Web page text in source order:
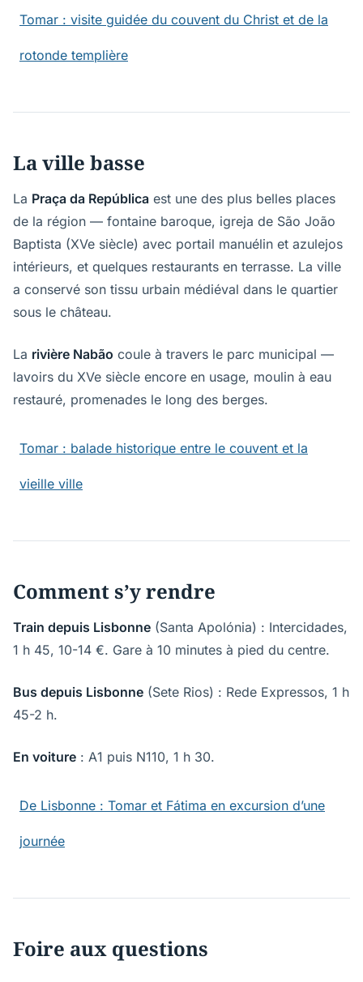
Tomar : visite guidée du couvent du Christ et de la
rotonde templière
La ville basse
La Praça da República est une des plus belles places
de la région — fontaine baroque, igreja de São João
Baptista (XVe siècle) avec portail manuélin et azulejos
intérieurs, et quelques restaurants en terrasse. La ville
a conservé son tissu urbain médiéval dans le quartier
sous le château.
La rivière Nabão coule à travers le parc municipal —
lavoirs du XVe siècle encore en usage, moulin à eau
restauré, promenades le long des berges.
Tomar : balade historique entre le couvent et la
vieille ville
Comment s’y rendre
Train depuis Lisbonne (Santa Apolónia) : Intercidades,
1 h 45, 10-14 €. Gare à 10 minutes à pied du centre.
Bus depuis Lisbonne (Sete Rios) : Rede Expressos, 1 h
45-2 h.
En voiture : A1 puis N110, 1 h 30.
De Lisbonne : Tomar et Fátima en excursion d’une
journée
Foire aux questions